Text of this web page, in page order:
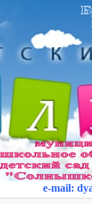
e-mail: